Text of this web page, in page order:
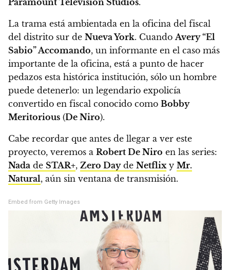
Paramount Television Studios.
La trama está ambientada en la oficina del fiscal
del distrito sur de Nueva York. CuandoAvery “El
Sabio” Accomando, un informante en el caso más
importante de la oficina, está a punto de hacer
pedazos esta histórica institución, sólo un hombre
puede detenerlo: un legendario expolicía
convertido en fiscal conocido como Bobby
Meritorious (De Niro).
Cabe recordar que antes de llegar a ver este
proyecto, veremos a Robert De Niro en las series:
Nada de STAR+, Zero Dayde Netflixy Mr.
Natural, aún sin ventana de transmisión.
Embed from Getty Images